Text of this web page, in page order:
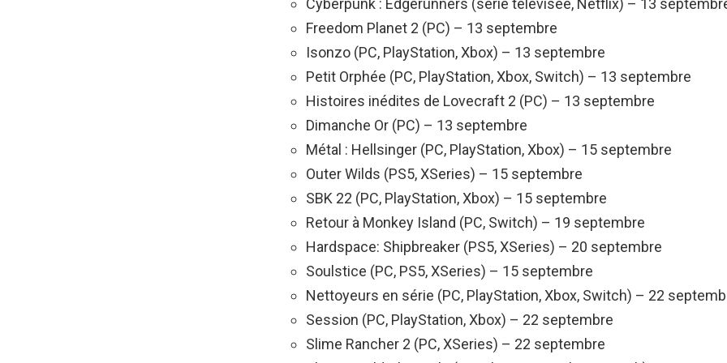
Cyberpunk : Edgerunners (série télévisée, Netflix) – 13
Freedom Planet 2 (PC) – 13 septembre
Isonzo (PC, PlayStation, Xbox) – 13 septembre
Petit Orphée (PC, PlayStation, Xbox, Switch) – 13 septembre
Histoires inédites de Lovecraft 2 (PC) – 13 septembre
Dimanche Or (PC) – 13 septembre
Métal : Hellsinger (PC, PlayStation, Xbox) – 15 septembre
Outer Wilds (PS5, XSeries) – 15 septembre
SBK 22 (PC, PlayStation, Xbox) – 15 septembre
Retour à Monkey Island (PC, Switch) – 19 septembre
Hardspace: Shipbreaker (PS5, XSeries) – 20 septembre
Soulstice (PC, PS5, XSeries) – 15 septembre
Nettoyeurs en série (PC, PlayStation, Xbox, Switch) – 22
Session (PC, PlayStation, Xbox) – 22 septembre
Slime Rancher 2 (PC, XSeries) – 22 septembre